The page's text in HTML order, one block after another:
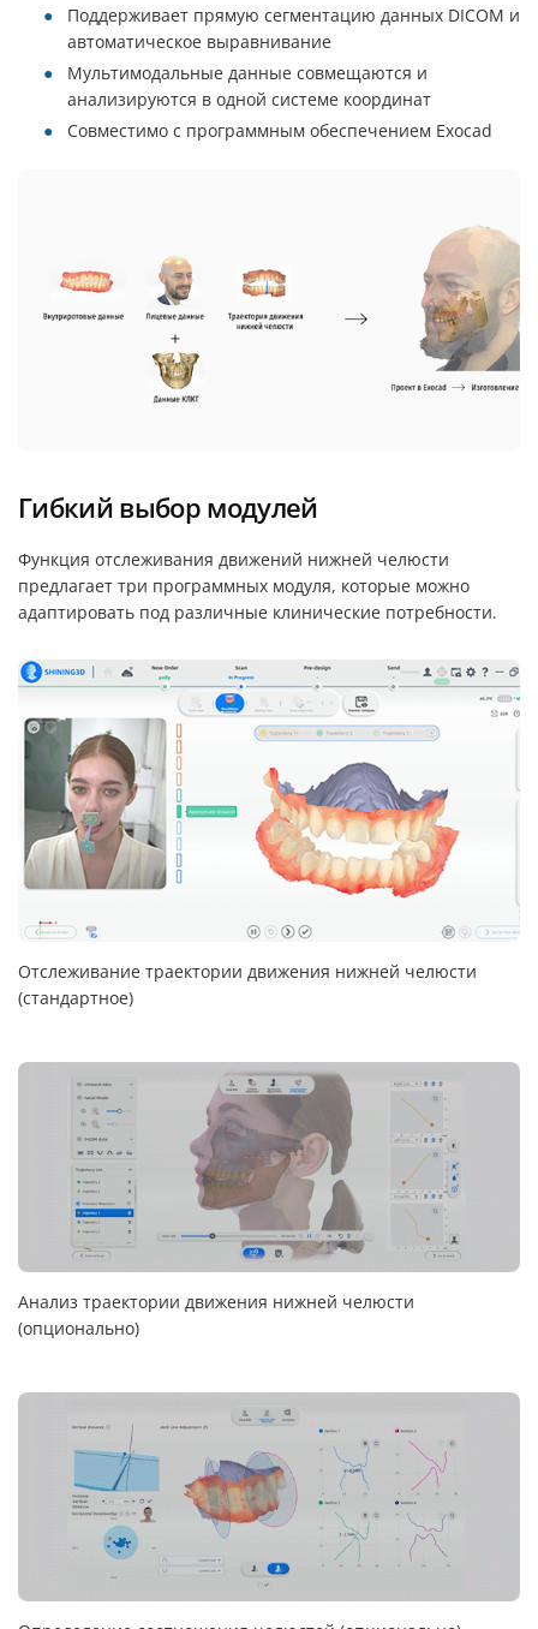
Поддерживает прямую сегментацию данных DICOM и
автоматическое выравнивание
Мультимодальные данные совмещаются и
анализируются в одной системе координат
Совместимо с программным обеспечением Еxocad
Гибкий выбор модулей
Функция отслеживания движений нижней челюсти
предлагает три программных модуля, которые можно
адаптировать под различные клинические потребности.
Отслеживание траектории движения нижней челюсти
(стандартное)
Анализ траектории движения нижней челюсти
(опционально)